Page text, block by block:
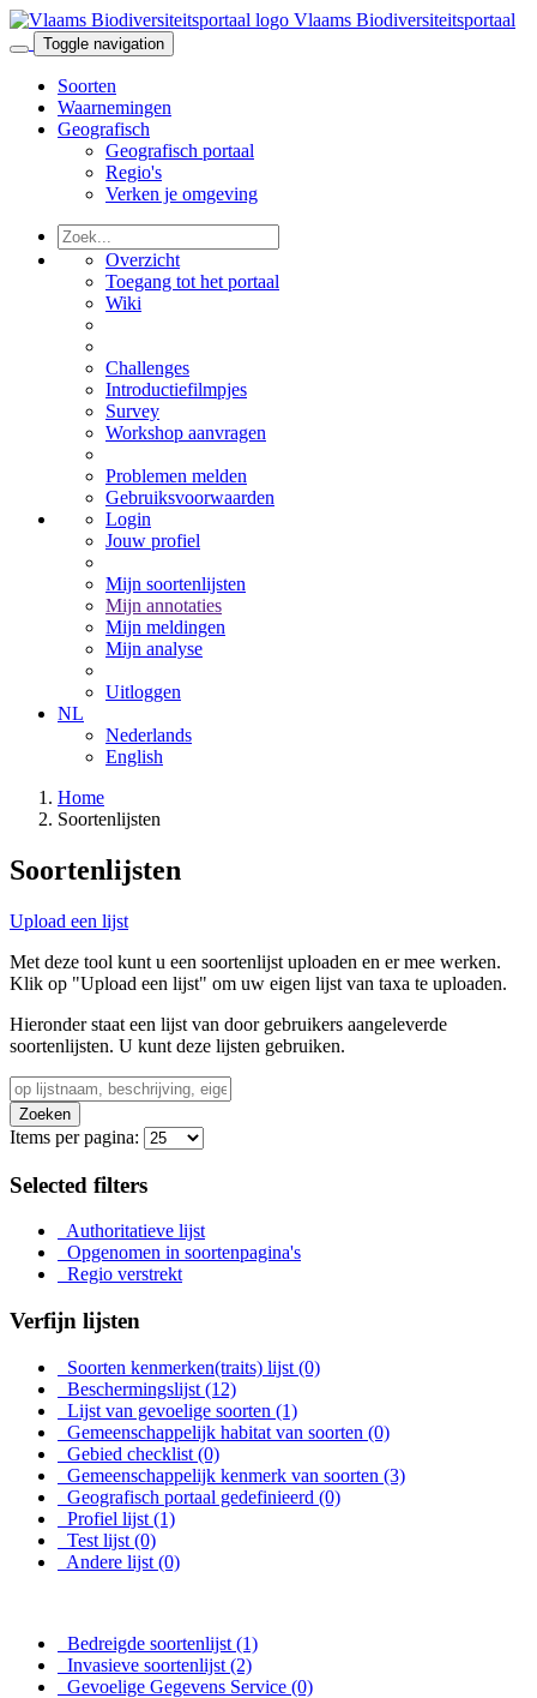
Vlaams Biodiversiteitsportaal
Toggle navigation
Soorten
Waarnemingen
Geografisch
Geografisch portaal
Regio's
Verken je omgeving
Overzicht
Toegang tot het portaal
Wiki
Challenges
Introductiefilmpjes
Survey
Workshop aanvragen
Problemen melden
Gebruiksvoorwaarden
Login
Jouw profiel
Mijn soortenlijsten
Mijn annotaties
Mijn meldingen
Mijn analyse
Uitloggen
NL
Nederlands
English
Home
Soortenlijsten
Soortenlijsten
Upload een lijst
Met deze tool kunt u een soortenlijst uploaden en er mee werken.
Klik op "Upload een lijst" om uw eigen lijst van taxa te uploaden.
Hieronder staat een lijst van door gebruikers aangeleverde
soortenlijsten. U kunt deze lijsten gebruiken.
Zoeken
Items per pagina:
Selected filters
Authoritatieve lijst
Opgenomen in soortenpagina's
Regio verstrekt
Verfijn lijsten
Soorten kenmerken(traits) lijst (0)
Beschermingslijst (12)
Lijst van gevoelige soorten (1)
Gemeenschappelijk habitat van soorten (0)
Gebied checklist (0)
Gemeenschappelijk kenmerk van soorten (3)
Geografisch portaal gedefinieerd (0)
Profiel lijst (1)
Test lijst (0)
Andere lijst (0)
Bedreigde soortenlijst (1)
Invasieve soortenlijst (2)
Gevoelige Gegevens Service (0)